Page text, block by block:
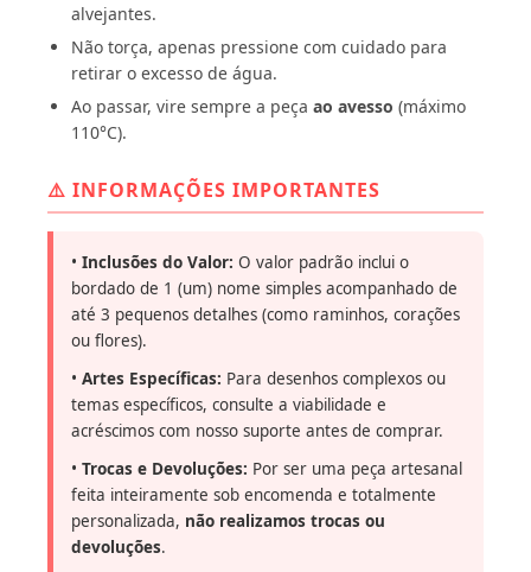
alvejantes.
Não torça, apenas pressione com cuidado para
retirar o excesso de água.
Ao passar, vire sempre a peça ao avesso (máximo
110°C).
⚠️ INFORMAÇÕES IMPORTANTES
• Inclusões do Valor: O valor padrão inclui o
bordado de 1 (um) nome simples acompanhado de
até 3 pequenos detalhes (como raminhos, corações
ou flores).
• Artes Específicas: Para desenhos complexos ou
temas específicos, consulte a viabilidade e
acréscimos com nosso suporte antes de comprar.
• Trocas e Devoluções: Por ser uma peça artesanal
feita inteiramente sob encomenda e totalmente
personalizada, não realizamos trocas ou
devoluções.